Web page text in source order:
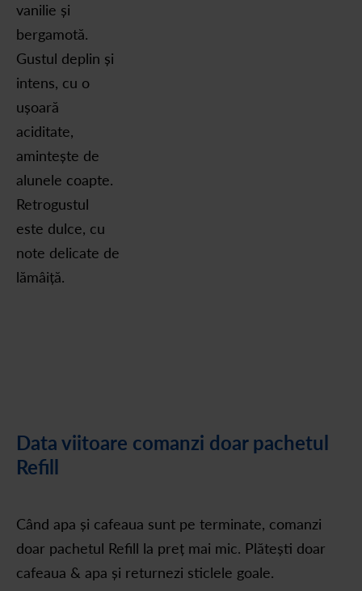
vanilie și
bergamotă.
Gustul deplin și
intens, cu o
ușoară
aciditate,
amintește de
alunele coapte.
Retrogustul
este dulce, cu
note delicate de
lămâiță.
Data viitoare comanzi doar pachetul
Refill
Când apa și cafeaua sunt pe terminate, comanzi
doar pachetul Refill la preț mai mic. Plătești doar
cafeaua & apa și returnezi sticlele goale.